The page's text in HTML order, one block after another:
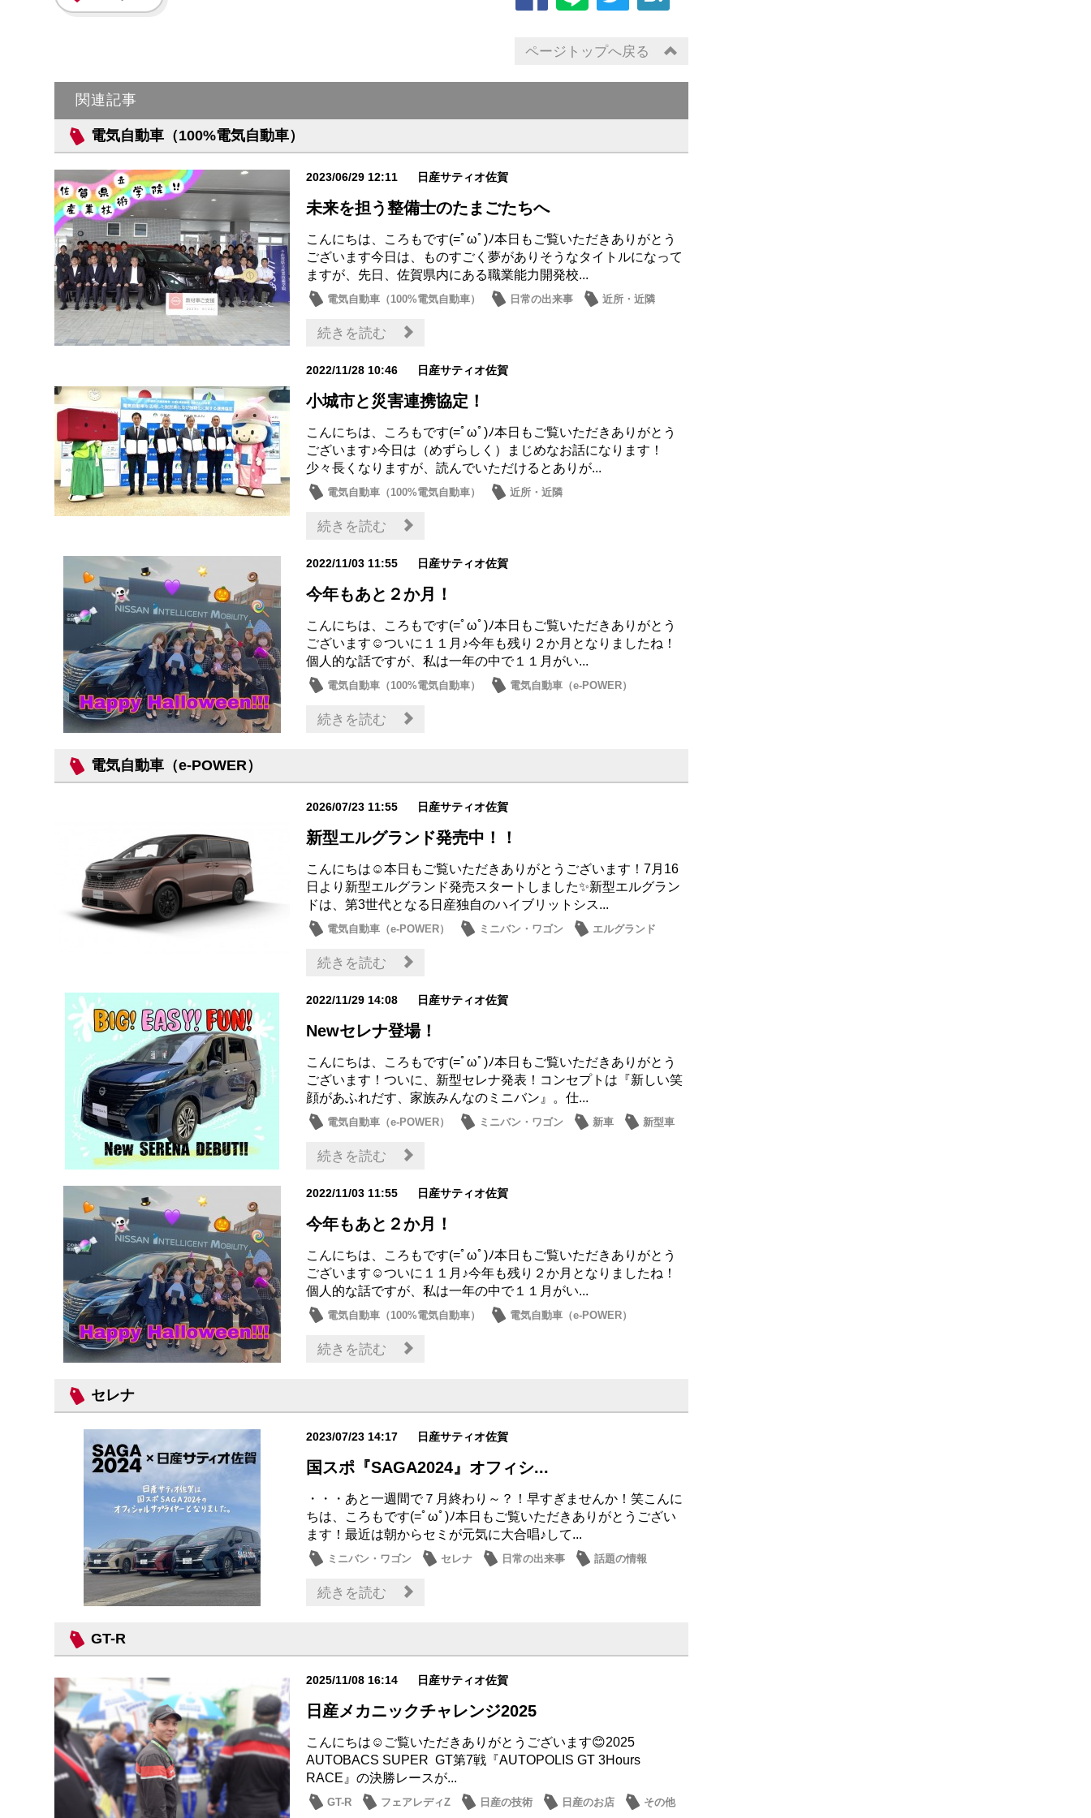
ページトップへ戻る
関連記事
電気自動車（100%電気自動車）
2023/06/29 12:11 日産サティオ佐賀
未来を担う整備士のたまごたちへ
こんにちは、ころもです(=ﾟωﾟ)ﾉ本日もご覧いただきありがとう
ございます今日は、ものすごく夢がありそうなタイトルになって
ますが、先日、佐賀県内にある職業能力開発校...
電気自動車（100%電気自動車） 日常の出来事
近所・近隣
続きを読む
2022/11/28 10:46 日産サティオ佐賀
小城市と災害連携協定！
こんにちは、ころもです(=ﾟωﾟ)ﾉ本日もご覧いただきありがとう
ございます♪今日は（めずらしく）まじめなお話になります！
少々長くなりますが、読んでいただけるとありが...
電気自動車（100%電気自動車） 近所・近隣
続きを読む
2022/11/03 11:55 日産サティオ佐賀
今年もあと２か月！
こんにちは、ころもです(=ﾟωﾟ)ﾉ本日もご覧いただきありがとう
ございます☺ついに１１月♪今年も残り２か月となりましたね！
個人的な話ですが、私は一年の中で１１月がい...
電気自動車（100%電気自動車）
電気自動車（e-POWER）
イベント・フェア
続きを読む
電気自動車（e-POWER）
2026/07/23 11:55 日産サティオ佐賀
新型エルグランド発売中！！
こんにちは☺本日もご覧いただきありがとうございます！7月16
日より新型エルグランド発売スタートしました✨新型エルグラン
ドは、第3世代となる日産独自のハイブリットシス...
電気自動車（e-POWER） ミニバン・ワゴン
エルグランド
続きを読む
2022/11/29 14:08 日産サティオ佐賀
Newセレナ登場！
こんにちは、ころもです(=ﾟωﾟ)ﾉ本日もご覧いただきありがとう
ございます！ついに、新型セレナ発表！コンセプトは『新しい笑
顔があふれだす、家族みんなのミニバン』。仕...
電気自動車（e-POWER） ミニバン・ワゴン 新車 新型車
続きを読む
2022/11/03 11:55 日産サティオ佐賀
今年もあと２か月！
こんにちは、ころもです(=ﾟωﾟ)ﾉ本日もご覧いただきありがとう
ございます☺ついに１１月♪今年も残り２か月となりましたね！
個人的な話ですが、私は一年の中で１１月がい...
電気自動車（100%電気自動車）
電気自動車（e-POWER）
イベント・フェア
続きを読む
セレナ
2023/07/23 14:17 日産サティオ佐賀
国スポ『SAGA2024』オフィシ...
・・・あと一週間で７月終わり～？！早すぎませんか！笑こんに
ちは、ころもです(=ﾟωﾟ)ﾉ本日もご覧いただきありがとうござい
ます！最近は朝からセミが元気に大合唱♪して...
ミニバン・ワゴン セレナ 日常の出来事 話題の情報
続きを読む
GT-R
2025/11/08 16:14 日産サティオ佐賀
日産メカニックチャレンジ2025
こんにちは☺ご覧いただきありがとうございます😊2025
AUTOBACS SUPER GT第7戦『AUTOPOLIS GT 3Hours
RACE』の決勝レースが...
GT-R フェアレディZ 日産の技術 日産のお店 その他